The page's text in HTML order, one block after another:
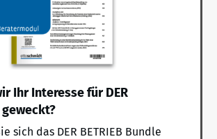
Ihr Interesse für DER
geweckt?
sich das DER BETRIEB Bundle